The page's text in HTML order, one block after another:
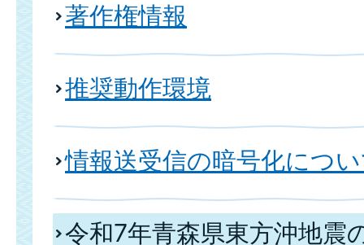
著作権情報
推奨動作環境
情報送受信の暗号化につ
令和7年青森県東方沖地震